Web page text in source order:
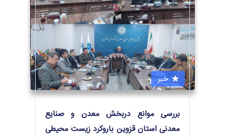
خبر
بررسی موانع دربخش معدن و صنایع
معدنی استان قزوین باروکرد زیست محیطی